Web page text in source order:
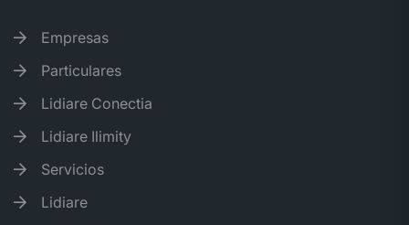
Empresas
Particulares
Lidiare Conectia
Lidiare Ilimity
Servicios
Lidiare